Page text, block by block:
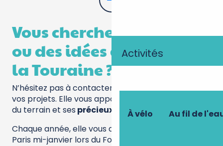
Activités
À vélo Au fil de
Vous cherchez des infos
ou des idées de sujets sur
la Touraine ?
N’hésitez pas à contacter Marieke pour évoquer
vos projets. Elle vous apportera sa connaissance
du terrain et ses précieux conseils.
Chaque année, elle vous donne rendez-vous à
Paris mi-janvier lors du Forum PARTIR EN FRANCE.